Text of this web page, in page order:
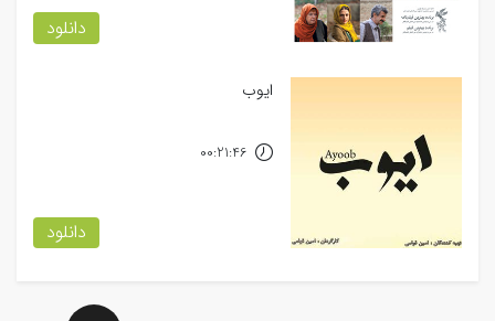
دانلود
ایوب
دانلود
00:21:46